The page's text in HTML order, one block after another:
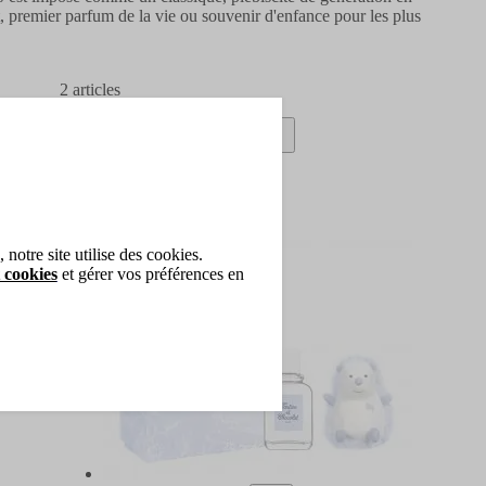
parfum de la vie ou souvenir d'enfance pour les plus
2 articles
site utilise des cookies.
et gérer vos préférences en